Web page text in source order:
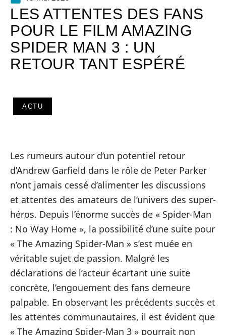
LES ATTENTES DES FANS
POUR LE FILM AMAZING
SPIDER MAN 3 : UN
RETOUR TANT ESPÉRÉ
ACTU
Les rumeurs autour d’un potentiel retour
d’Andrew Garfield dans le rôle de Peter Parker
n’ont jamais cessé d’alimenter les discussions
et attentes des amateurs de l’univers des super-
héros. Depuis l’énorme succès de « Spider-Man
: No Way Home », la possibilité d’une suite pour
« The Amazing Spider-Man » s’est muée en
véritable sujet de passion. Malgré les
déclarations de l’acteur écartant une suite
concrète, l’engouement des fans demeure
palpable. En observant les précédents succès et
les attentes communautaires, il est évident que
« The Amazing Spider-Man 3 » pourrait non